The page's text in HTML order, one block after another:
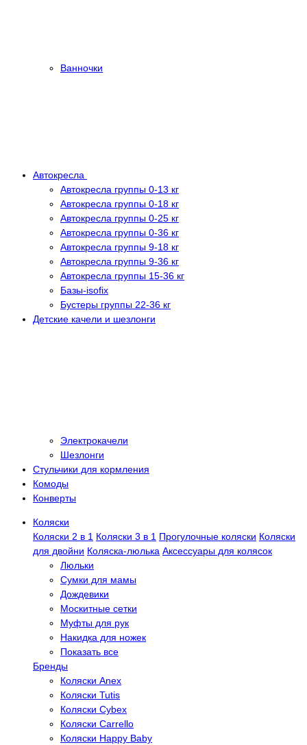
Ванночки
Автокресла
Автокресла группы 0-13 кг
Автокресла группы 0-18 кг
Автокресла группы 0-25 кг
Автокресла группы 0-36 кг
Автокресла группы 9-18 кг
Автокресла группы 9-36 кг
Автокресла группы 15-36 кг
Базы-isofix
Бустеры группы 22-36 кг
Детские качели и шезлонги
Электрокачели
Шезлонги
Стульчики для кормления
Комоды
Конверты
Коляски
Коляски 2 в 1 Коляски 3 в 1 Прогулочные коляски Коляски
для двойни Коляска-люлька Аксессуары для колясок
Люльки
Сумки для мамы
Дождевики
Москитные сетки
Муфты для рук
Накидка для ножек
Показать все
Бренды
Коляски Anex
Коляски Tutis
Коляски Cybex
Коляски Carrello
Коляски Happy Baby